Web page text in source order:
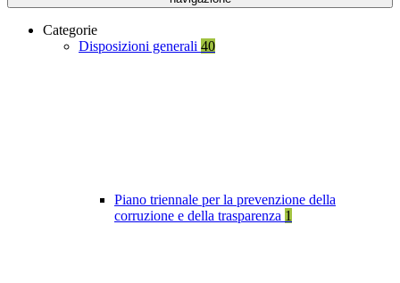
Categorie
Disposizioni generali 40
Piano triennale per la prevenzione della
corruzione e della trasparenza 1